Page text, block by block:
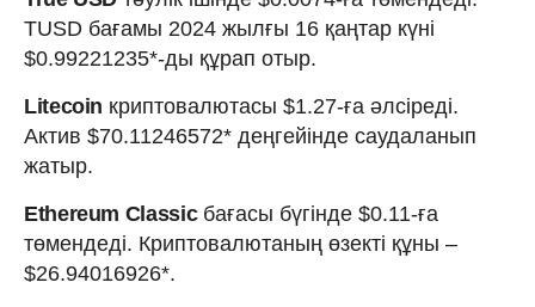
TUSD бағамы 2024 жылғы 16 қаңтар күні
$0.99221235*-ды құрап отыр.
Litecoin криптовалютасы $1.27-ға әлсіреді.
Актив $70.11246572* деңгейінде саудаланып
жатыр.
Ethereum Classicбағасы бүгінде $0.11-ға
төмендеді. Криптовалютаның өзекті құны –
$26.94016926*.